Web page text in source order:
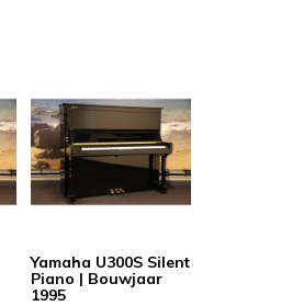
Yamaha U300S Silent
Piano | Bouwjaar
1995